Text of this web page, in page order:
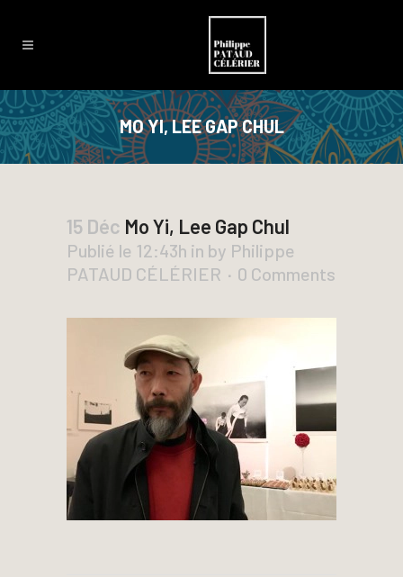
MO YI, LEE GAP CHUL
15 Déc Mo Yi, Lee Gap Chul
Publié le 12:43h in by Philippe
PATAUD CÉLÉRIER
0 Comments